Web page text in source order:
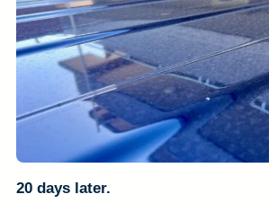
20 days later.